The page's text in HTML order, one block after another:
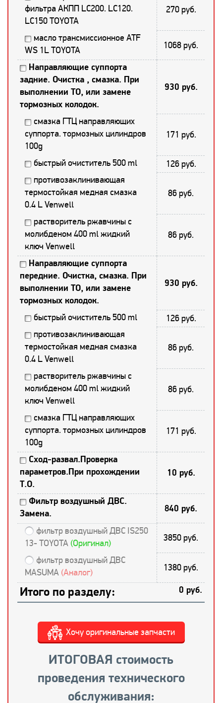
фильтра АКПП LC200. LC120.
LC150 TOYOTA
270 руб.
масло трансмиссионное ATF
WS 1L TOYOTA
1068 руб.
Направляющие суппорта
задние. Очистка , смазка. При
выполнении ТО, или замене
тормозных колодок.
930 руб.
смазка ГТЦ направляющих
суппорта. тормозных цилиндров
100g
171 руб.
быстрый очиститель 500 ml
126 руб.
противозаклинивающая
термостойкая медная смазка
0.4 L Venwell
86 руб.
растворитель ржавчины с
молибденом 400 ml жидкий
ключ Venwell
86 руб.
Направляющие суппорта
передние. Очистка, смазка. При
выполнении ТО, или замене
тормозных колодок.
930 руб.
быстрый очиститель 500 ml
126 руб.
противозаклинивающая
термостойкая медная смазка
0.4 L Venwell
86 руб.
растворитель ржавчины с
молибденом 400 ml жидкий
ключ Venwell
86 руб.
смазка ГТЦ направляющих
суппорта. тормозных цилиндров
100g
171 руб.
Сход-развал.Проверка
параметров.При прохождении
Т.О.
10 руб.
Фильтр воздушный ДВС.
Замена.
840 руб.
фильтр воздушный ДВС IS250
13- TOYOTA (Оригинал) 3850 руб.
фильтр воздушный ДВС
MASUMA (Аналог) 1380 руб.
Итого по разделу: 0 руб.
ИТОГОВАЯ стоимость
проведения технического
обслуживания:
Хочу оригинальные запчасти